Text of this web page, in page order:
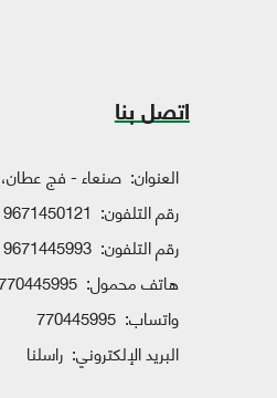
اتصل بنا
العنوان: صنعاء - فج
رقم التلفون: 9671450121
رقم التلفون: 9671445993
هاتف محمول:
واتساب: 770445995
البريد الإلكتروني: راسلنا